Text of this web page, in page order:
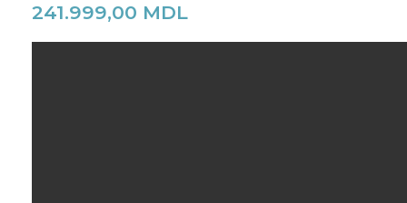
241.999,00 MDL